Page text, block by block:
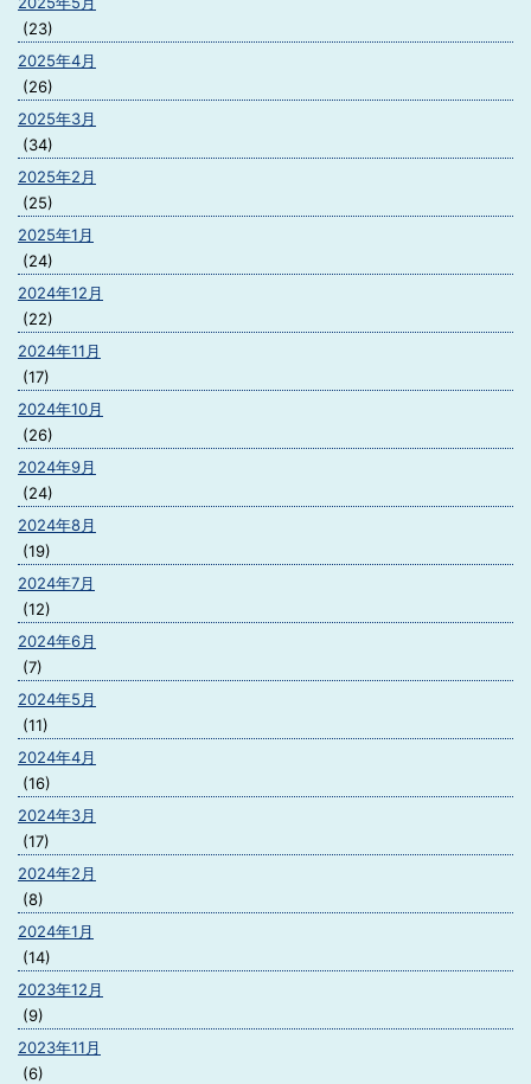
(23)
2025年4月
(26)
2025年3月
(34)
2025年2月
(25)
2025年1月
(24)
2024年12月
(22)
2024年11月
(17)
2024年10月
(26)
2024年9月
(24)
2024年8月
(19)
2024年7月
(12)
2024年6月
(7)
2024年5月
(11)
2024年4月
(16)
2024年3月
(17)
2024年2月
(8)
2024年1月
(14)
2023年12月
(9)
2023年11月
(6)